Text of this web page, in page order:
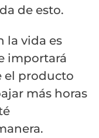
de esto.
la vida es
importará
el producto
más horas